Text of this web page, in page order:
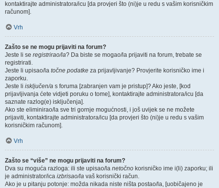
kontaktirajte administratora/icu [da provjeri što (ni)je u redu s vašim korisničkim
računom].
Vrh
Zašto se ne mogu prijaviti na forum?
Jeste li se registrirao/la? Da biste se mogao/la prijaviti na forum, trebate se
registrirati.
Jeste li upisao/la točne podatke za prijavljivanje? Provjerite korisničko ime i
zaporku.
Jeste li isključen/a s foruma [zabranjen vam je pristup]? Ako jeste, [kod
prijavljivanja ćete vidjeti poruku o tome], kontaktirajte administratora/icu [da
saznate razlog(e) isključenja].
Ako ste eliminirao/la sve tri gornje mogućnosti, i još uvijek se ne možete
prijaviti, kontaktirajte administratora/icu [da provjeri što (ni)je u redu s vašim
korisničkim računom].
Vrh
Zašto se “više” ne mogu prijaviti na forum?
Dva su moguća razloga: ili ste upisao/la netočno korisničko ime i(li) zaporku; ili
je administrator/ica izbrisao/la vaš korisnički račun.
Ako je u pitanju potonje: možda nikada niste ništa postao/la, [uobičajeno je